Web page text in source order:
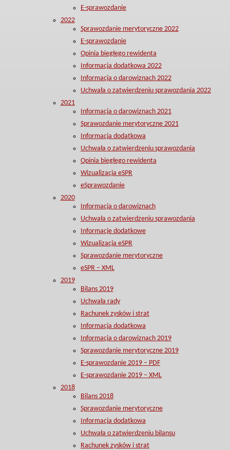
E-sprawozdanie
2022
Sprawozdanie merytoryczne 2022
E-sprawozdanie
Opinia biegłego rewidenta
Informacja dodatkowa 2022
Informacja o darowiznach 2022
Uchwała o zatwierdzeniu sprawozdania 2022
2021
Informacja o darowiznach 2021
Sprawozdanie merytoryczne 2021
Informacja dodatkowa
Uchwała o zatwierdzeniu sprawozdania
Opinia biegłego rewidenta
Wizualizacja eSPR
eSprawozdanie
2020
Informacja o darowiznach
Uchwała o zatwierdzeniu sprawozdania
Informacje dodatkowe
Wizualizacja eSPR
Sprawozdanie merytoryczne
eSPR – XML
2019
Bilans 2019
Uchwała rady
Rachunek zysków i strat
Informacja dodatkowa
Informacja o darowiznach 2019
Sprawozdanie merytoryczne 2019
E-sprawozdanie 2019 – PDF
E-sprawozdanie 2019 – XML
2018
Bilans 2018
Sprawozdanie merytoryczne
Informacja dodatkowa
Uchwała o zatwierdzeniu bilansu
Rachunek zysków i strat